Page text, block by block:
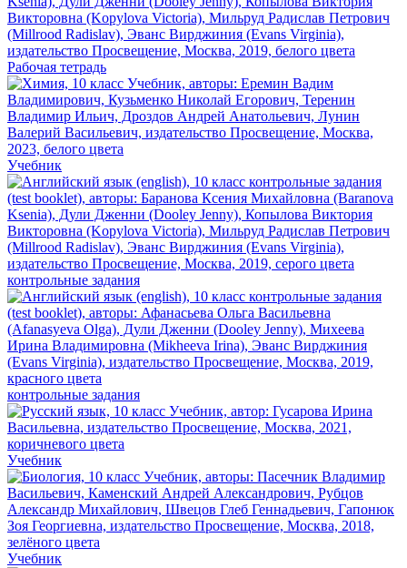
Рабочая тетрадь
Учебник
контрольные задания
контрольные задания
Учебник
Учебник